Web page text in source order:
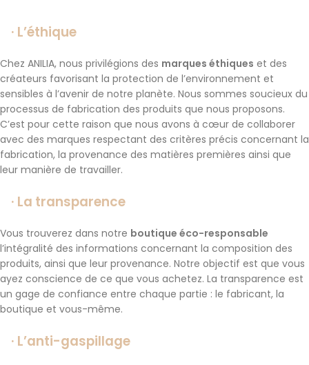
· L’éthique
Chez ANILIA, nous privilégions des marques éthiques et des
créateurs favorisant la protection de l’environnement et
sensibles à l’avenir de notre planète. Nous sommes soucieux du
processus de fabrication des produits que nous proposons.
C’est pour cette raison que nous avons à cœur de collaborer
avec des marques respectant des critères précis concernant la
fabrication, la provenance des matières premières ainsi que
leur manière de travailler.
· La transparence
Vous trouverez dans notre boutique éco-responsable
l’intégralité des informations concernant la composition des
produits, ainsi que leur provenance. Notre objectif est que vous
ayez conscience de ce que vous achetez. La transparence est
un gage de confiance entre chaque partie : le fabricant, la
boutique et vous-même.
· L’anti-gaspillage